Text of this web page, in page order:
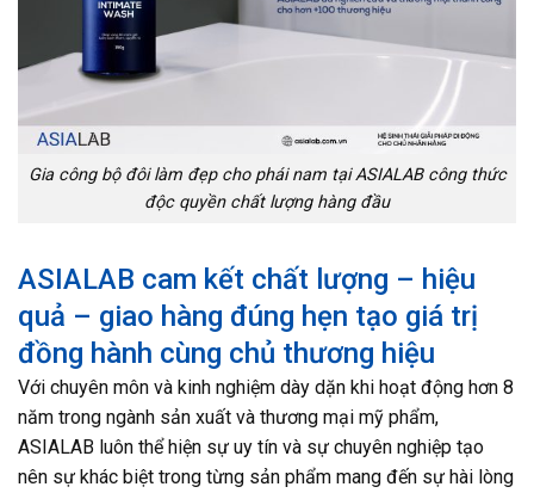
Gia công bộ đôi làm đẹp cho phái nam tại ASIALAB công thức
độc quyền chất lượng hàng đầu
ASIALAB cam kết chất lượng – hiệu
quả – giao hàng đúng hẹn tạo giá trị
đồng hành cùng chủ thương hiệu
Với chuyên môn và kinh nghiệm dày dặn khi hoạt động hơn 8
năm trong ngành sản xuất và thương mại mỹ phẩm,
ASIALAB luôn thể hiện sự uy tín và sự chuyên nghiệp tạo
nên sự khác biệt trong từng sản phẩm mang đến sự hài lòng